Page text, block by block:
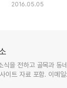
2016.05.05
식을 전하고 골목과 동
사이트 자료 포함. 이